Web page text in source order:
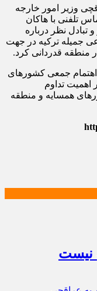
وزیر امور خارجه
تلفنی با هاکان
تبادل نظر درباره
جمیله ترکیه در جهت
قدردانی کرد.
اهتمام جمعی کشورهای
اهمیت تداوم
همسایه و منطقه
نیست